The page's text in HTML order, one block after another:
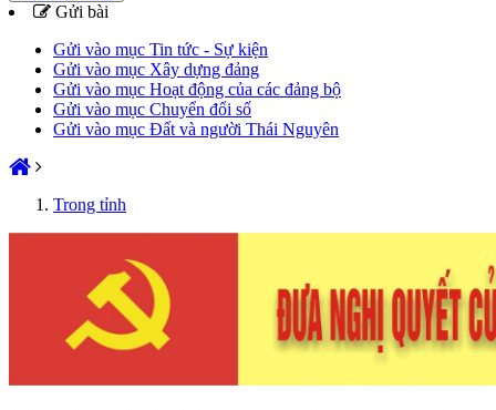
Gửi bài
Gửi vào mục Tin tức - Sự kiện
Gửi vào mục Xây dựng đảng
Gửi vào mục Hoạt động của các đảng bộ
Gửi vào mục Chuyển đổi số
Gửi vào mục Đất và người Thái Nguyên
Trong tỉnh